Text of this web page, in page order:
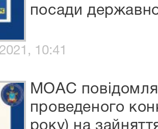
посади
10:41
МОАС
проведеного
року) на